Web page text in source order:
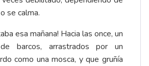
se calma.
esa mañana! Hacia las once, un
barcos, arrastrados por un
como una mosca, y que gruñía